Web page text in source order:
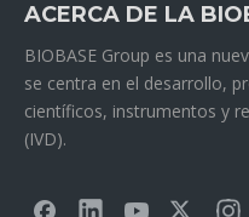
ACERCA DE LA
BIOBASE Group es una
se centra en el desarrollo,
científicos, instrumentos y
(IVD).